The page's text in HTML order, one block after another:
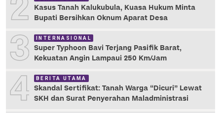
Kasus Tanah Kalukubula, Kuasa Hukum Minta
Bupati Bersihkan Oknum Aparat Desa
3 INTERNASIONAL
Super Typhoon Bavi Terjang Pasifik Barat,
Kekuatan Angin Lampaui 250 Km/Jam
4 BERITA UTAMA
Skandal Sertifikat: Tanah Warga “Dicuri” Lewat
SKH dan Surat Penyerahan Maladministrasi